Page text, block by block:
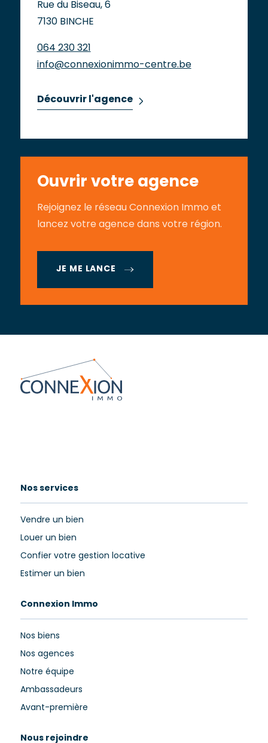
Rue du Biseau, 6
7130 BINCHE
064 230 321
info@connexionimmo-centre.be
Découvrir l'agence
Ouvrir votre agence
Rejoignez le réseau Connexion Immo et
lancez votre agence dans votre région.
JE ME LANCE
Nos services
Vendre un bien
Louer un bien
Confier votre gestion locative
Estimer un bien
Connexion Immo
Nos biens
Nos agences
Notre équipe
Ambassadeurs
Avant-première
Nous rejoindre